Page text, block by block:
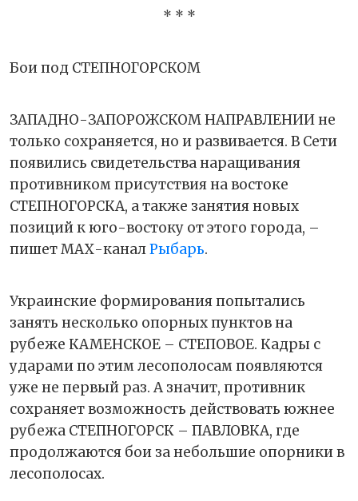
* * *
Бои под СТЕПНОГОРСКОМ
ЗАПАДНО-ЗАПОРОЖСКОМ НАПРАВЛЕНИИ не
только сохраняется, но и развивается. В Сети
появились свидетельства наращивания
противником присутствия на востоке
СТЕПНОГОРСКА, а также занятия новых
позиций к юго-востоку от этого города, –
пишет МАХ-каналРыбарь.
Украинские формирования попытались
занять несколько опорных пунктов на
рубеже КАМЕНСКОЕ – СТЕПОВОЕ. Кадры с
ударами по этим лесополосам появляются
уже не первый раз. А значит, противник
сохраняет возможность действовать южнее
рубежа СТЕПНОГОРСК – ПАВЛОВКА, где
продолжаются бои за небольшие опорники в
лесополосах.